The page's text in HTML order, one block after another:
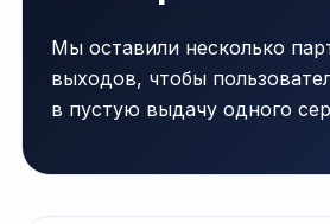
Мы оставили несколько
выходов, чтобы
в пустую выдачу одного